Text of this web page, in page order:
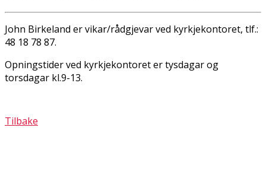
John Birkeland er vikar/rådgjevar ved kyrkjekontoret, tlf.:
48 18 78 87.
Opningstider ved kyrkjekontoret er tysdagar og
torsdagar kl.9-13.
Tilbake